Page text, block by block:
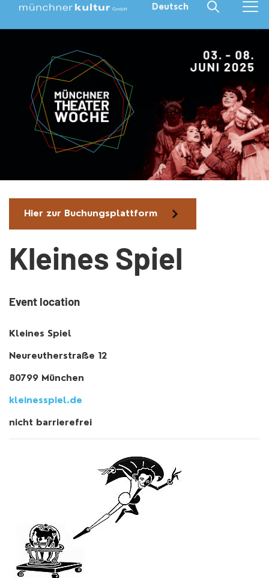
Deutsch
Hier zur Buchungsplattform
Kleines Spiel
Event location
Kleines Spiel
Neureutherstraße 12
80799 München
kleinesspiel.de
nicht barrierefrei